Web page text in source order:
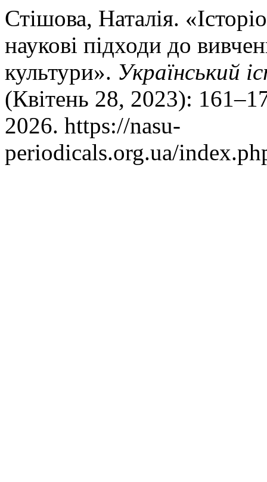
Стішова, Наталія.
наукові підходи до
культури». Український
(Квітень 28, 2023):
2026. https://nasu-
periodicals.org.ua/